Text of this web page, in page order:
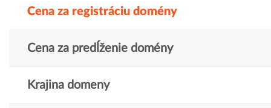
Cena za registráciu domény
Cena za predĺženie domény
Krajina domeny